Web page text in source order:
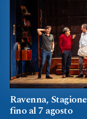
Ravenna,
fino al 7 agosto